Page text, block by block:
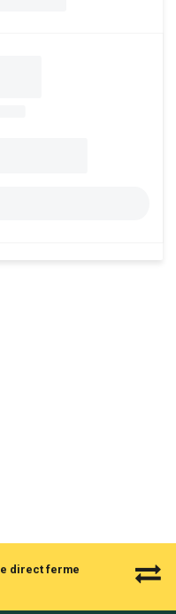
direct ferme